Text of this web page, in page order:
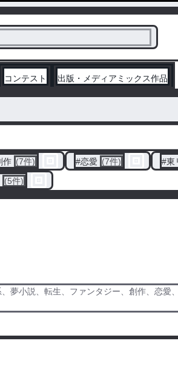
コンテスト 出版・メディアミックス作品
作 (7件) #恋愛 (7件) #東
(5件)
夢小説、転生、ファンタジー、創作、恋